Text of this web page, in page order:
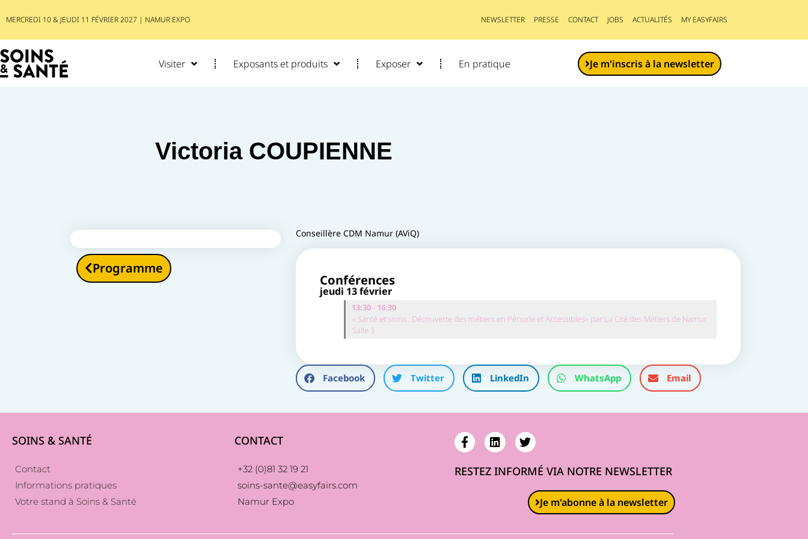
MERCREDI 10 & JEUDI 11 FÉVRIER 2027 | NAMUR EXPO NEWSLETTER PRESSE CONTACT JOBS ACTUALITÉS MY EASYFAIRS
Visiter Exposants et produits Exposer En pratique Je m'inscris à la newsletter
Victoria COUPIENNE
Programme
Conseillère CDM Namur (AViQ)
Conférences
jeudi 13 février
13:30 - 16:30
« Santé et soins : Découverte des métiers en Pénurie et Accessibles» par La Cité des Métiers de Namur
Salle 3
Facebook Twitter LinkedIn WhatsApp Email
SOINS & SANTÉ
Contact
Informations pratiques
Votre stand à Soins & Santé
CONTACT
+32 (0)81 32 19 21
soins-sante@easyfairs.com
Namur Expo
RESTEZ INFORMÉ VIA NOTRE NEWSLETTER
Je m'abonne à la newsletter